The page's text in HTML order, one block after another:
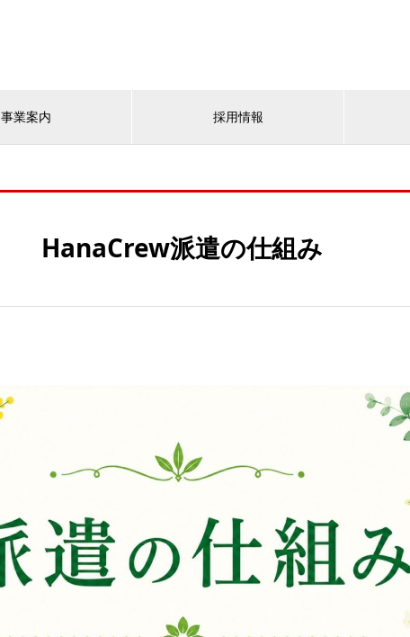
事業案内 採用情報
HanaCrew派遣の仕組み